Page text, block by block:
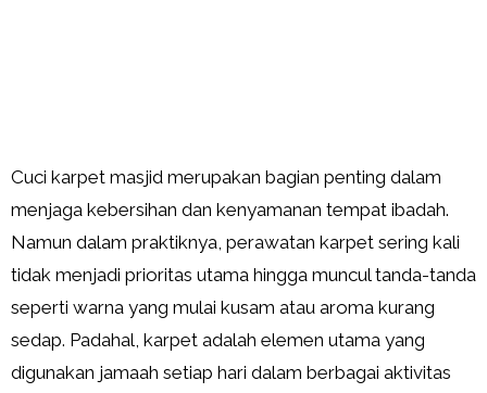
Cuci karpet masjid merupakan bagian penting dalam
menjaga kebersihan dan kenyamanan tempat ibadah.
Namun dalam praktiknya, perawatan karpet sering kali
tidak menjadi prioritas utama hingga muncul tanda-tanda
seperti warna yang mulai kusam atau aroma kurang
sedap. Padahal, karpet adalah elemen utama yang
digunakan jamaah setiap hari dalam berbagai aktivitas